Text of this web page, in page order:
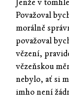
Jenže v
Považoval
morálně
považoval
vězení,
vězeňskou
nebylo, ať si
imho není